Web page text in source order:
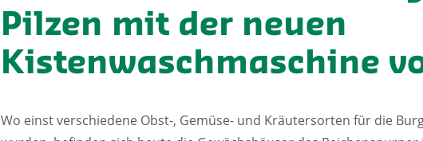
Pilzen mit der neuen
Kistenwaschmaschine
Wo einst verschiedene Obst-, Gemüse- und Kräutersorten für die